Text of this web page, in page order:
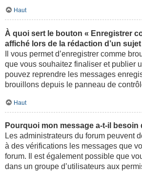
Haut
À quoi sert le bouton « Enregistrer
affiché lors de la rédaction d’un sujet
Il vous permet d’enregistrer comme
que vous souhaitez finaliser et publier
pouvez reprendre les messages
brouillons depuis le panneau de
Haut
Pourquoi mon message a-t-il besoin
Les administrateurs du forum peuvent
à des vérifications les messages que
forum. Il est également possible que
dans un groupe d’utilisateurs aux